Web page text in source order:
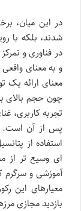
در این میان،
شدند، بلکه با
در فناوری و
و به معنای
چون حجم بالای
تجربه کاربری،
پس از آن است.
استفاده از
ای وسیع تر از
آموزشی و سرگرم
معیارهای این
بازدید مجازی